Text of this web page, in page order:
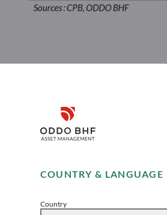
COUNTRY & LANGUAGE
Country
Disclaimer
Accept